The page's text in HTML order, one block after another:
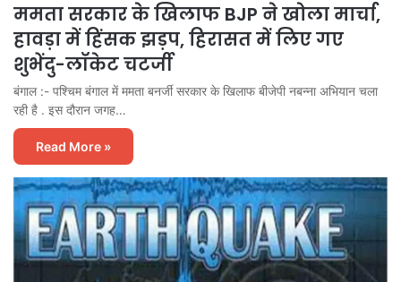
ममता सरकार के खिलाफ BJP ने खोला मार्चा,
हावड़ा में हिंसक झड़प, हिरासत में लिए गए
शुभेंदु-लॉकेट चटर्जी
बंगाल :- पश्चिम बंगाल में ममता बनर्जी सरकार के खिलाफ बीजेपी नबन्ना अभियान चला
रही है . इस दौरान जगह…
Read More »